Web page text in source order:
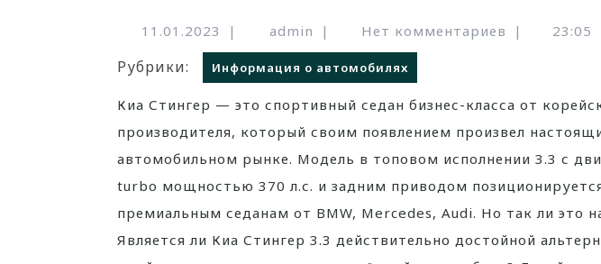
11.01.2023 | admin | Нет комментариев | 23:05
Рубрики: Информация о автомобилях
Киа Стингер — это спортивный седан бизнес-класса от корейского
производителя, который своим появлением произвел
автомобильном рынке. Модель в топовом исполнении 3.3 с
turbo мощностью 370 л.с. и задним приводом
премиальным седанам от BMW, Mercedes, Audi. Но так ли это
Является ли Киа Стингер 3.3 действительно достойной